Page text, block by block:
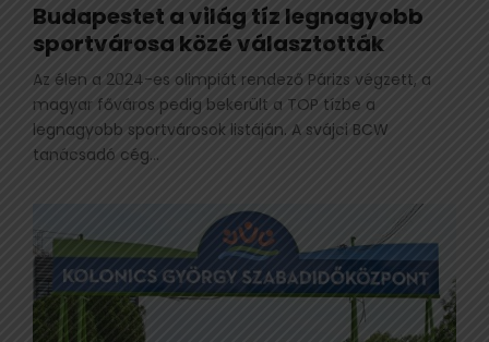
Budapestet a világ tíz legnagyobb
sportvárosa közé választották
Az élen a 2024-es olimpiát rendező Párizs végzett, a
magyar főváros pedig bekerült a TOP tízbe a
legnagyobb sportvárosok listáján. A svájci BCW
tanácsadó cég...